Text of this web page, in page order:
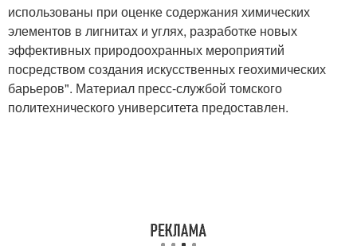
использованы при оценке содержания химических
элементов в лигнитах и углях, разработке новых
эффективных природоохранных мероприятий
посредством создания искусственных геохимических
барьеров". Материал пресс-службой томского
политехнического университета предоставлен.